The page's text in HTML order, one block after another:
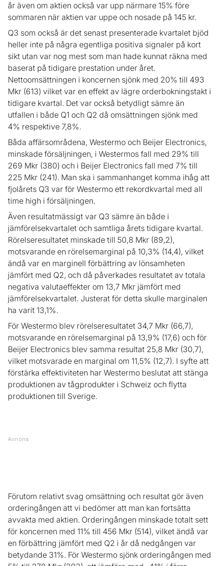
år även om aktien också var upp närmare 15% före
sommaren när aktien var uppe och nosade på 145 kr.
Q3 som också är det senast presenterade kvartalet bjöd
heller inte på några egentliga positiva signaler på kort
sikt utan var nog mest som man hade kunnat räkna med
baserat på tidigare prestation under året.
Nettoomsättningen i koncernen sjönk med 20% till 493
Mkr (613) vilket var en effekt av lägre orderbokningstakt i
tidigare kvartal. Det var också betydligt sämre än
utfallen i både Q1 och Q2 då omsättningen sjönk med
4% respektive 7,8%.
Båda affärsområdena, Westermo och Beijer Electronics,
minskade försäljningen, i Westermos fall med 29% till
269 Mkr (380) och i Beijer Electronics fall med 7% till
225 Mkr (241). Man ska i sammanhanget komma ihåg att
fjolårets Q3 var för Westermo ett rekordkvartal med all
time high i försäljningen.
Även resultatmässigt var Q3 sämre än både i
jämförelsekvartalet och samtliga årets tidigare kvartal.
Rörelseresultatet minskade till 50,8 Mkr (89,2),
motsvarande en rörelsemarginal på 10,3% (14,4), vilket
ändå var en marginell förbättring av lönsamheten
jämfört med Q2, och då påverkades resultatet av totala
negativa valutaeffekter om 13,7 Mkr jämfört med
jämförelsekvartalet. Justerat för detta skulle marginalen
ha varit 13,1%.
För Westermo blev rörelseresultatet 34,7 Mkr (66,7),
motsvarande en rörelsemarginal på 13,9% (17,6) och för
Beijer Electronics blev samma resultat 25,8 Mkr (30,7),
vilket motsvarade en marginal om 11,5% (12,7). I syfte att
förstärka effektiviteten har Westermo beslutat att stänga
produktionen av tågprodukter i Schweiz och flytta
produktionen till Sverige.
Annons
Förutom relativt svag omsättning och resultat gör även
orderingången att vi bedömer att man kan fortsätta
avvakta med aktien. Orderingången minskade totalt sett
för koncernen med 11% till 456 Mkr (514), vilket ändå var
en förbättring jämfört med Q2 i år då nedgången var
betydande 31%. För Westermo sjönk orderingången med